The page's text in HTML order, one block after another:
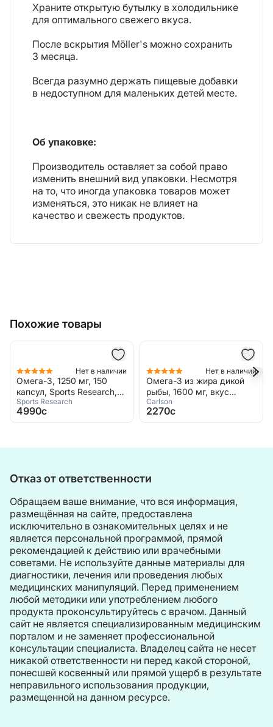
Храните открытую бутылку в холодильнике
для оптимального свежего вкуса.
После вскрытия Möller's можно сохранить
3 месяца.
Всегда разумно держать пищевые добавки
в недоступном для маленьких детей месте.
Об упаковке:
Производитель оставляет за собой право
изменить внешний вид упаковки. Несмотря
на то, что иногда упаковка товаров может
изменяться, это никак не влияет на
качество и свежесть продуктов.
Похожие товары
Нет в наличии
Омега-3 из жира дикой
рыбы, 1600 мг, вкус
лимон, 200 мл, Carlson,
Omega The Very Finest
Fish Oil
Carlson
2270c
Нет в наличии
Высокоэффективные
омега-3 кислоты из рыбы
дикого улова, 100 + 30
капсул, Carlson, Omega 3
Super
Carlson
2770c
Отказ от ответственности
Обращаем ваше внимание, что вся информация,
размещённая на сайте, предоставлена
исключительно в ознакомительных целях и не
является персональной программой, прямой
рекомендацией к действию или врачебными
советами. Не используйте данные материалы для
диагностики, лечения или проведения любых
медицинских манипуляций. Перед применением
любой методики или употреблением любого
продукта проконсультируйтесь с врачом. Данный
сайт не является специализированным медицинским
порталом и не заменяет профессиональной
консультации специалиста. Владелец сайта не несет
никакой ответственности ни перед какой стороной,
понесшей косвенный или прямой ущерб в результате
неправильного использования продукции,
размещенной на данном ресурсе.